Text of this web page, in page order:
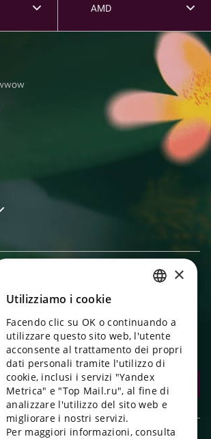
AMD
comoda!
autoconsegna, comoda chat con
Scarica l'app
ENGLISH
UKRAINIAN
PORTUGUESE
SPANISH
×
Utilizziamo i cookie
Facendo clic su OK o continuando a
utilizzare questo sito web, l'utente
acconsente al trattamento dei propri
dati personali tramite l'utilizzo di
cookie, inclusi i servizi "Yandex
Metrica" e "Top Mail.ru", al fine di
analizzare l'utilizzo del sito web e
migliorare i nostri servizi.
Per maggiori informazioni, consulta